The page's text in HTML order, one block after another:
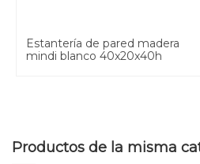
Estantería de pared madera
mindi blanco 40x20x40h
Productos de la misma